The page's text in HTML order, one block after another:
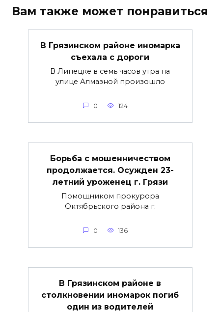
Вам также может понравиться
В Грязинском районе иномарка
съехала с дороги
В Липецке в семь часов утра на
улице Алмазной произошло
0 124
Борьба с мошенничеством
продолжается. Осужден 23-
летний уроженец г. Грязи
Помощником прокурора
Октябрьского района г.
0 136
В Грязинском районе в
столкновении иномарок погиб
один из водителей